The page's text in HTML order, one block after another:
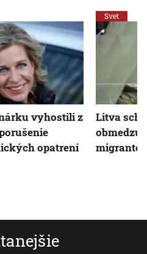
vyhostili z
opatrení
Svet
Litva
migrantov